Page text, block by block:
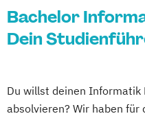
Bachelor
Dein
Du willst deinen Informatik
absolvieren? Wir haben